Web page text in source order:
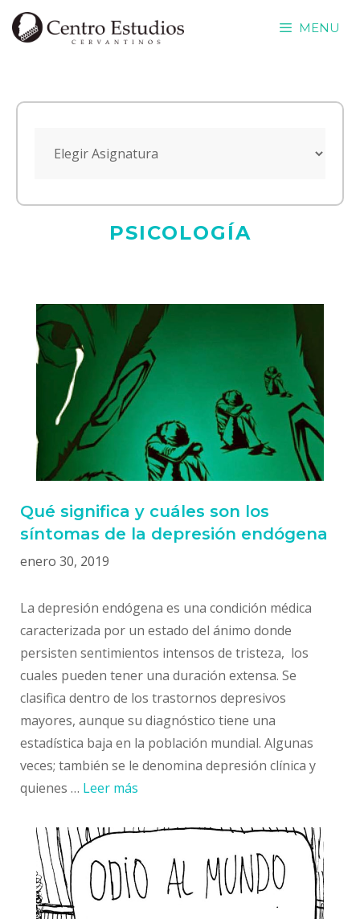
Saltar
MENU
PSICOLOGÍA
Qué significa y cuáles son los
síntomas de la depresión endógena
enero 30, 2019
La depresión endógena es una condición médica
caracterizada por un estado del ánimo donde
persisten sentimientos intensos de tristeza, los
cuales pueden tener una duración extensa. Se
clasifica dentro de los trastornos depresivos
mayores, aunque su diagnóstico tiene una
estadística baja en la población mundial. Algunas
veces; también se le denomina depresión clínica y
quienes … Leer más